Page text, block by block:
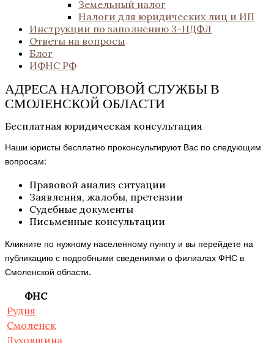
Земельный налог
Налоги для юридических лиц и ИП
Инструкции по заполнению 3-НДФЛ
Ответы на вопросы
Блог
ИФНС РФ
АДРЕСА НАЛОГОВОЙ СЛУЖБЫ В
СМОЛЕНСКОЙ ОБЛАСТИ
Бесплатная юридическая консультация
Наши юристы бесплатно проконсультируют Вас по следующим
вопросам:
Правовой анализ ситуации
Заявления, жалобы, претензии
Судебные документы
Письменные консультации
Кликните по нужному населенному пункту и вы перейдете на
публикацию с подробными сведениями о филиалах ФНС в
Смоленской области.
ФНС
Рудня
Смоленск
Духовщина